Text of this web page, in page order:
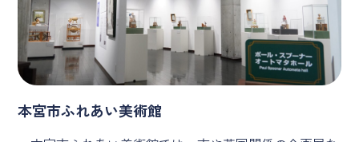
本宮市ふれあい美術館